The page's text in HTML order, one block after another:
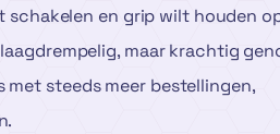
schakelen en grip wilt houden
maar krachtig
steeds meer bestellingen,